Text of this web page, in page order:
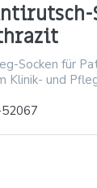
Socken für
Klinik- und